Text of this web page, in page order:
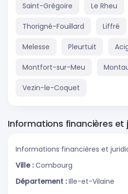
Saint-Grégoire Le Rheu
Thorigné-Fouillard Liffré
Melesse Pleurtuit
Montfort-sur-Meu
Vezin-le-Coquet
Informations financières et
Informations financières et
Ville : Combourg
Département : Ille-et-Vilaine